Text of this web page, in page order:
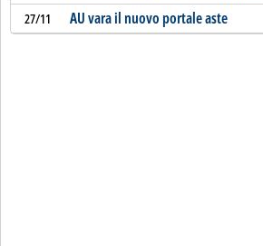
27/11 AU vara il nuovo portale aste